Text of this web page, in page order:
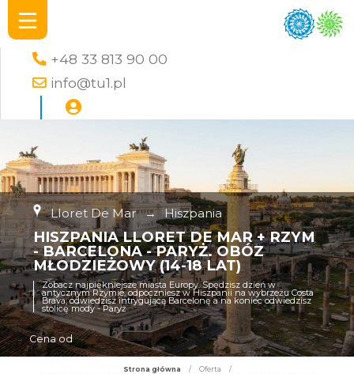
+48 33 813 90 00
info@tu1.pl
Lloret De Mar → Hiszpania
HISZPANIA LLORET DE MAR + RZYM
- BARCELONA - PARYŻ. OBÓZ
MŁODZIEŻOWY (14-18 LAT)
Zobacz najpiękniejsze miasta Europy. Spędzisz dzień w
antycznym Rzymie, odpoczniesz w Hiszpanii na wybrzeżu Costa
Brava, odwiedzisz intrygującą Barcelonę a na koniec odwiedzisz
stolicę mody - Paryż
Cena od
Strona główna / Oferta
/